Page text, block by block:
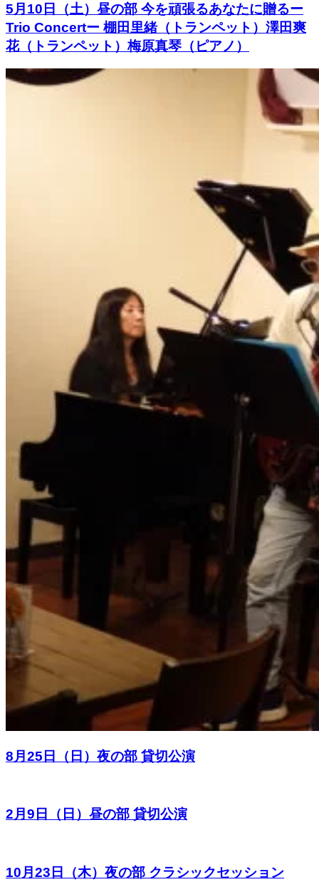
5月10日（土）昼の部 今を頑張るあなたに贈るー
Trio Concertー 棚田里緒（トランペット）澤田爽
花（トランペット）梅原真琴（ピアノ）
8月25日（日）夜の部 貸切公演
2月9日（日）昼の部 貸切公演
10月23日（木）夜の部 クラシックセッション